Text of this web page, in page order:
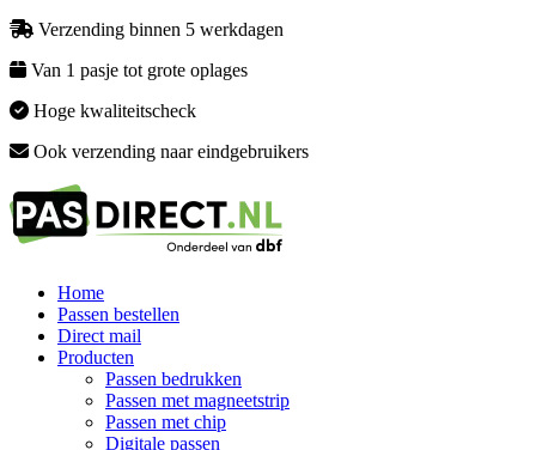
Verzending binnen 5 werkdagen
Van 1 pasje tot grote oplages
Hoge kwaliteitscheck
Ook verzending naar eindgebruikers
Home
Passen bestellen
Direct mail
Producten
Passen bedrukken
Passen met magneetstrip
Passen met chip
Digitale passen